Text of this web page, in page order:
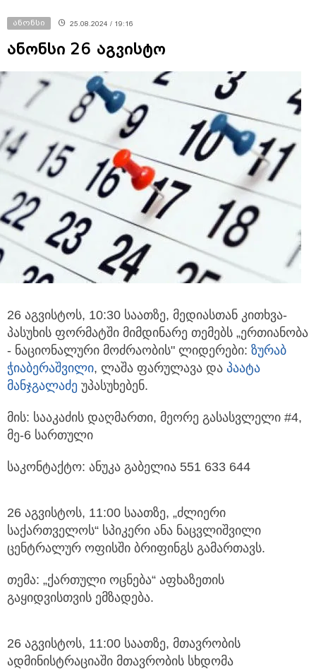
ანონსი 25.08.2024 / 19:16
ანონსი 26 აგვისტო
26 აგვისტოს, 10:30 საათზე, მედიასთან კითხვა-
პასუხის ფორმატში მიმდინარე თემებს „ერთიანობა
- ნაციონალური მოძრაობის" ლიდერები: ზურაბ
ჭიაბერაშვილი, ლაშა ფარულავა და პაატა
მანჯგალაძე უპასუხებენ.
მის: სააკაძის დაღმართი, მეორე გასასვლელი #4,
მე-6 სართული
საკონტაქტო: ანუკა გაბელია 551 633 644
26 აგვისტოს, 11:00 საათზე, „ძლიერი
საქართველოს“ სპიკერი ანა ნაცვლიშვილი
ცენტრალურ ოფისში ბრიფინგს გამართავს.
თემა: „ქართული ოცნება“ აფხაზეთის
გაყიდვისთვის ემზადება.
26 აგვისტოს, 11:00 საათზე, მთავრობის
ადმინისტრაციაში მთავრობის სხდომა